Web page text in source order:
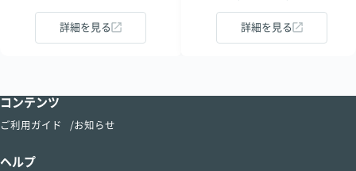
詳細を見る 詳細を見る
コンテンツ
ご利用ガイド お知らせ
ヘルプ